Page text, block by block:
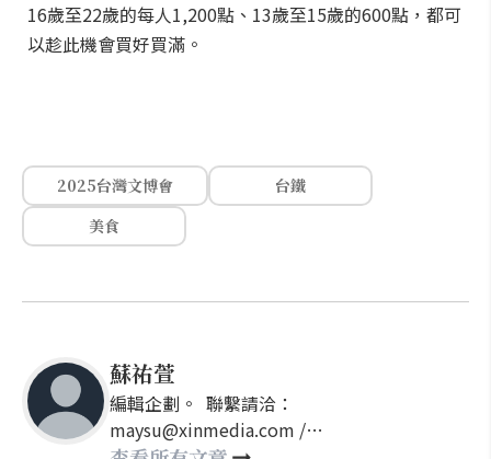
16歲至22歲的每人1,200點、13歲至15歲的600點，都可
以趁此機會買好買滿。
2025台灣文博會
台鐵
美食
蘇祐萱
編輯企劃。 聯繫請洽：
maysu@xinmedia.com /